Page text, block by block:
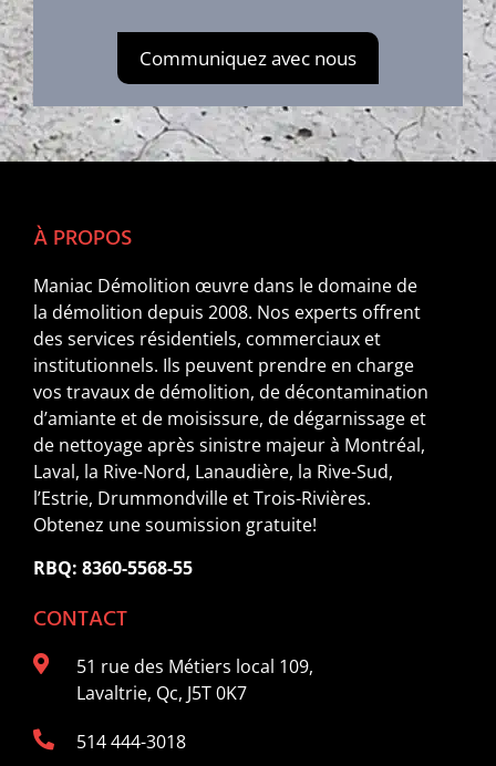
Communiquezavec nous
À PROPOS
Maniac Démolition œuvre dans le domaine de
la démolition depuis 2008. Nos experts offrent
des services résidentiels, commerciaux et
institutionnels. Ils peuvent prendre en charge
vos travaux de démolition, de décontamination
d’amiante et de moisissure, de dégarnissage et
de nettoyage après sinistre majeur à Montréal,
Laval, la Rive-Nord, Lanaudière, la Rive-Sud,
l’Estrie, Drummondville et Trois-Rivières.
Obtenez une soumission gratuite!
RBQ: 8360-5568-55
CONTACT
51 rue des Métiers local 109,
Lavaltrie, Qc, J5T 0K7
514 444-3018